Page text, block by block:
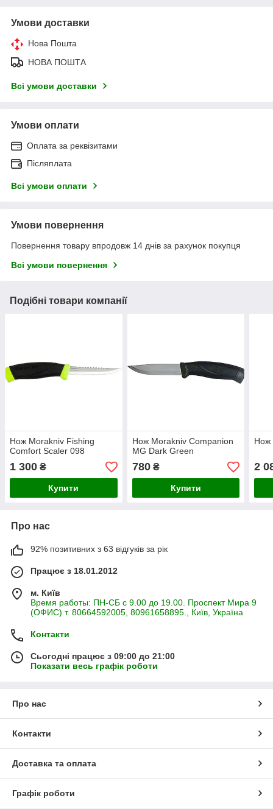
Умови доставки
Нова Пошта
НОВА ПОШТА
Всі умови доставки
Умови оплати
Оплата за реквізитами
Післяплата
Всі умови оплати
Умови повернення
Повернення товару впродовж 14 днів за рахунок покупця
Всі умови повернення
Подібні товари компанії
Нож Morakniv Fishing
Comfort Scaler 098
1 300 ₴
Купити
Нож Morakniv Companion
MG Dark Green
780₴
Купити
Нож
2
Про нас
92% позитивних з 63 відгуків за рік
Працює з 18.01.2012
м. Київ
Время работы: ПН-СБ с 9.00 до 19.00. Проспект Мира 9
(ОФИС) т. 80664592005, 80961658895., Київ, Україна
Контакти
Сьогодні працює з 09:00 до 21:00
Показати весь графік роботи
Про нас
Контакти
Доставка та оплата
Графік роботи